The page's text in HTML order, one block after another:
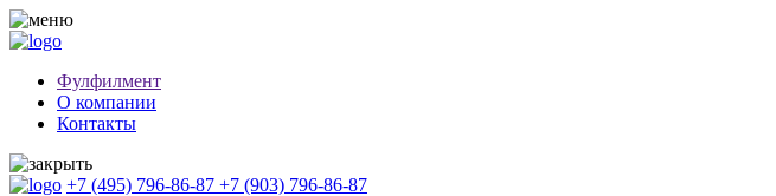
Фулфилмент
О компании
Контакты
+7 (495) 796-86-87 +7 (903) 796-86-87